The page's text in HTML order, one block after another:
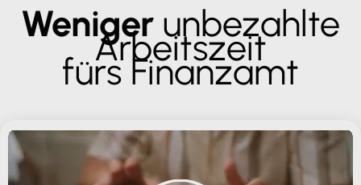
Weniger unbezahlte
Arbeitszeit
fürs Finanzamt